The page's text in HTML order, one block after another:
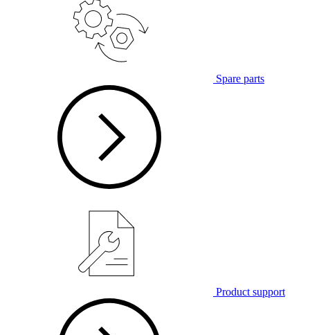
Spare parts
Product support